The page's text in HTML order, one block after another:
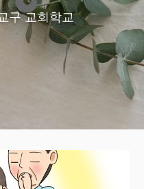
구 교회학교